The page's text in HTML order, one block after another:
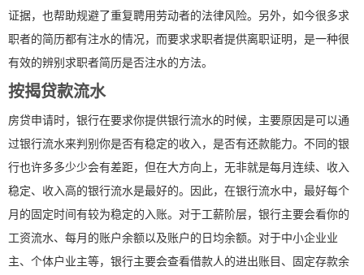
证据，也帮助规避了重复聘用劳动者的法律风险。另外，如今很多求
职者的简历都有注水的情况，而要求求职者提供离职证明，是一种很
有效的辨别求职者简历是否注水的方法。
按揭贷款流水
房贷申请时，银行在要求你提供银行流水的时候，主要原因是可以通
过银行流水来判别你是否有稳定的收入，是否有还款能力。不同的银
行也许多多少少会有差距，但在大方向上，无非就是每月连续、收入
稳定、收入高的银行流水是最好的。因此，在银行流水中，最好每个
月的固定时间有较为稳定的入账。对于工薪阶层，银行主要会看你的
工资流水、每月的账户余额以及账户的日均余额。对于中小企业业
主、个体户业主等，银行主要会查看借款人的进出账目、固定存款余